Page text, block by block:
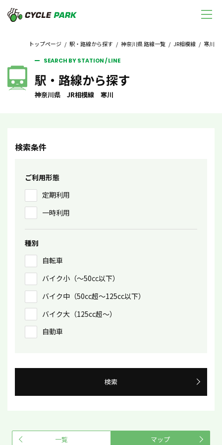
トップページ / 駅・路線から探す / 神奈川県 路線一覧 / JR相模線 / 寒川
SEARCH BY STATION / LINE
駅・路線から探す
神奈川県 JR相模線 寒川
検索条件
ご利用形態
定期利用
一時利用
種別
自転車
バイク小（〜50㏄以下）
バイク中（50cc超〜125cc以下）
バイク大（125cc超〜）
自動車
検索
一覧 マップ